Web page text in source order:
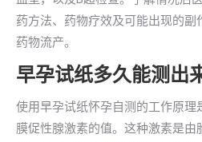
药方法、药物疗效及可能出现的
药物流产。
早孕试纸多久能测出
使用早孕试纸怀孕自测的工作原理
膜促性腺激素的值。这种激素是